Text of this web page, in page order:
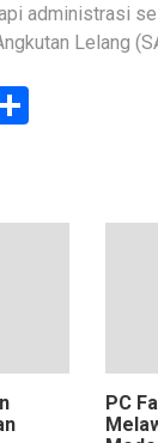
administrasi
Lelang
PC